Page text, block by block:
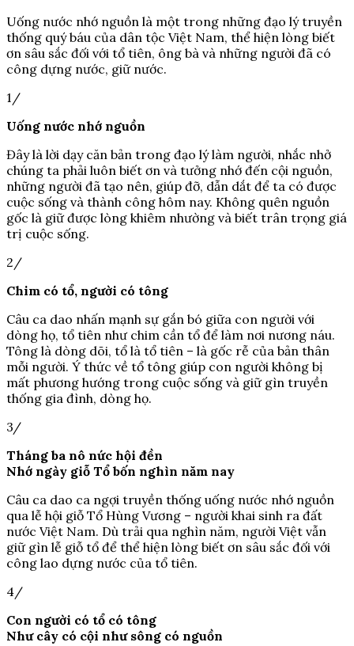
Uống nước nhớ nguồn là một trong những đạo lý truyền
thống quý báu của dân tộc Việt Nam, thể hiện lòng biết
ơn sâu sắc đối với tổ tiên, ông bà và những người đã có
công dựng nước, giữ nước.
1/
Uống nước nhớ nguồn
Đây là lời dạy căn bản trong đạo lý làm người, nhắc nhở
chúng ta phải luôn biết ơn và tưởng nhớ đến cội nguồn,
những người đã tạo nên, giúp đỡ, dẫn dắt để ta có được
cuộc sống và thành công hôm nay. Không quên nguồn
gốc là giữ được lòng khiêm nhường và biết trân trọng giá
trị cuộc sống.
2/
Chim có tổ, người có tông
Câu ca dao nhấn mạnh sự gắn bó giữa con người với
dòng họ, tổ tiên như chim cần tổ để làm nơi nương náu.
Tông là dòng dõi, tổ là tổ tiên – là gốc rễ của bản thân
mỗi người. Ý thức về tổ tông giúp con người không bị
mất phương hướng trong cuộc sống và giữ gìn truyền
thống gia đình, dòng họ.
3/
Tháng ba nô nức hội đền
Nhớ ngày giỗ Tổ bốn nghìn năm nay
Câu ca dao ca ngợi truyền thống uống nước nhớ nguồn
qua lễ hội giỗ Tổ Hùng Vương – người khai sinh ra đất
nước Việt Nam. Dù trải qua nghìn năm, người Việt vẫn
giữ gìn lễ giỗ tổ để thể hiện lòng biết ơn sâu sắc đối với
công lao dựng nước của tổ tiên.
4/
Con người có tổ có tông
Như cây có cội như sông có nguồn